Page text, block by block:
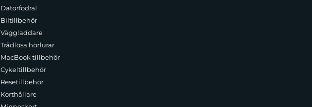
Datorfodral
Biltillbehör
Väggladdare
Trådlösa hörlurar
MacBook tillbehör
Cykeltillbehör
Resetillbehör
Korthållare